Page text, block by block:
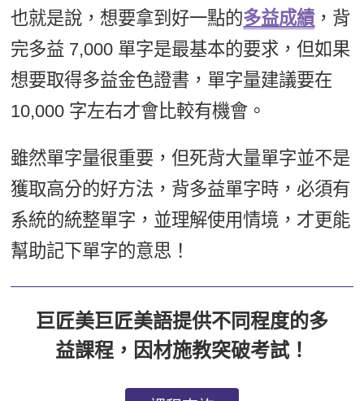
也就是說，想要拿到好一點的多益成績，背
完多益 7,000 單字是最基本的要求，但如果
想要取得多益金色證書，單字量建議要在
10,000 字左右才會比較有機會。
雖然單字量很重要，但死背大量單字並不是
獲取高分的好方法，背多益單字時，必須有
系統的統整單字，並理解使用情境，才更能
幫助記下單字的意思！
巨匠美巨匠美語提供不同程度的多
益課程，因材施教突破考試！